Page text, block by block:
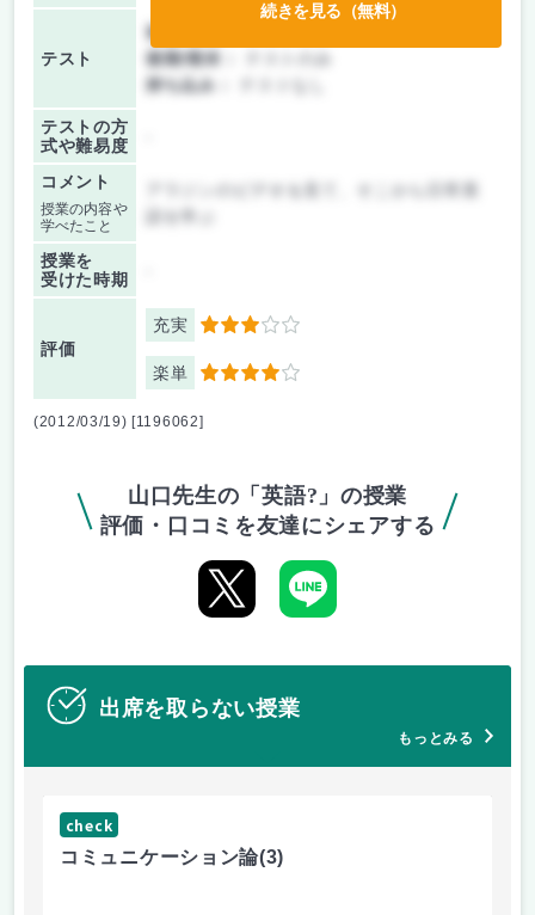
テスト
前期/中間：
後期/期末：
持ち込み：
テストの方
式や難易度
コメント
授業の内容や
学べたこと
授業を
受けた時期
評価
充実 3
楽単 4
続きを見る（無料）
(2012/03/19) [1196062]
山口先生の「英語?」の授業
評価・口コミを友達にシェアする
出席を取らない授業
もっとみる
check
コミュニケーション論(3)